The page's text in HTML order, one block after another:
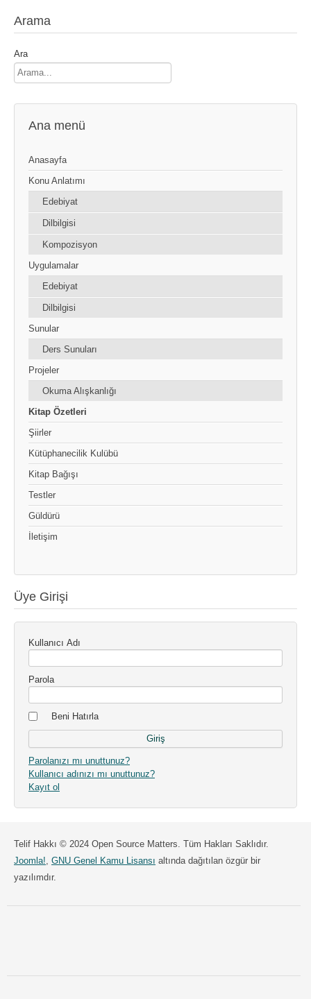
Arama
Ara
Ana menü
Anasayfa
Konu Anlatımı
Edebiyat
Dilbilgisi
Kompozisyon
Uygulamalar
Edebiyat
Dilbilgisi
Sunular
Ders Sunuları
Projeler
Okuma Alışkanlığı
Kitap Özetleri
Şiirler
Kütüphanecilik Kulübü
Kitap Bağışı
Testler
Güldürü
İletişim
Üye Girişi
Kullanıcı Adı
Parola
Beni Hatırla
Parolanızı mı unuttunuz?
Kullanıcı adınızı mı unuttunuz?
Kayıt ol
Telif Hakkı © 2024 Open Source Matters. Tüm Hakları Saklıdır.
Joomla!, GNU Genel Kamu Lisansı altında dağıtılan özgür bir
yazılımdır.